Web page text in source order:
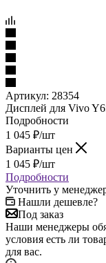
Артикул:
Дисплей для Vivo
Подробности
Варианты цен
1 045₽/шт
Подробности
Уточнить у
Нашли дешевле?
Под заказ
Наши менеджеры
условия есть ли
для вас.
Самовывоз сегодня -
Характеристики
ШтрихКод